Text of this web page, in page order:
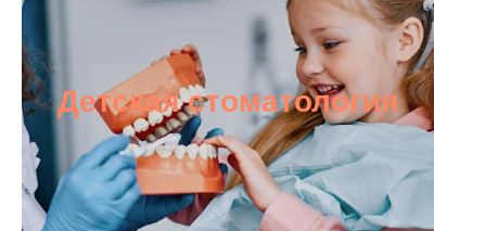
Детская стоматология